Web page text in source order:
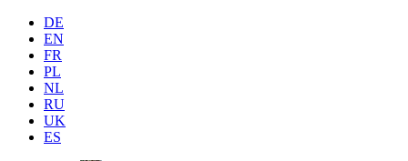
DE
EN
FR
PL
NL
RU
UK
ES